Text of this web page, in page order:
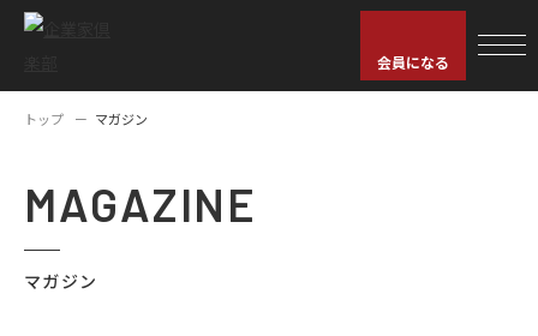
会員になる
トップ マガジン
MAGAZINE
マガジン